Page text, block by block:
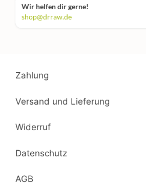
Wir helfen dir gerne!
shop@drraw.de
Zahlung
Versand und Lieferung
Widerruf
Datenschutz
AGB